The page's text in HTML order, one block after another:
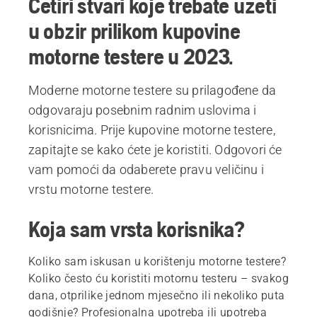
u obzir prilikom kupovine
motorne testere u 2023.
Moderne motorne testere su prilagođene da
odgovaraju posebnim radnim uslovima i
korisnicima. Prije kupovine motorne testere,
zapitajte se kako ćete je koristiti. Odgovori će
vam pomoći da odaberete pravu veličinu i
vrstu motorne testere.
Koja sam vrsta korisnika?
Koliko sam iskusan u korištenju motorne testere?
Koliko često ću koristiti motornu testeru – svakog
dana, otprilike jednom mjesečno ili nekoliko puta
godišnje? Profesionalna upotreba ili upotreba